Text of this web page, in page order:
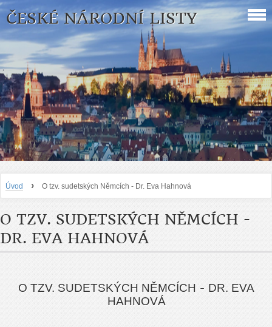
ČESKÉ NÁRODNÍ LISTY
Úvod › O tzv. sudetských Němcích - Dr. Eva Hahnová
O TZV. SUDETSKÝCH NĚMCÍCH -
DR. EVA HAHNOVÁ
O TZV. SUDETSKÝCH NĚMCÍCH - DR. EVA
HAHNOVÁ